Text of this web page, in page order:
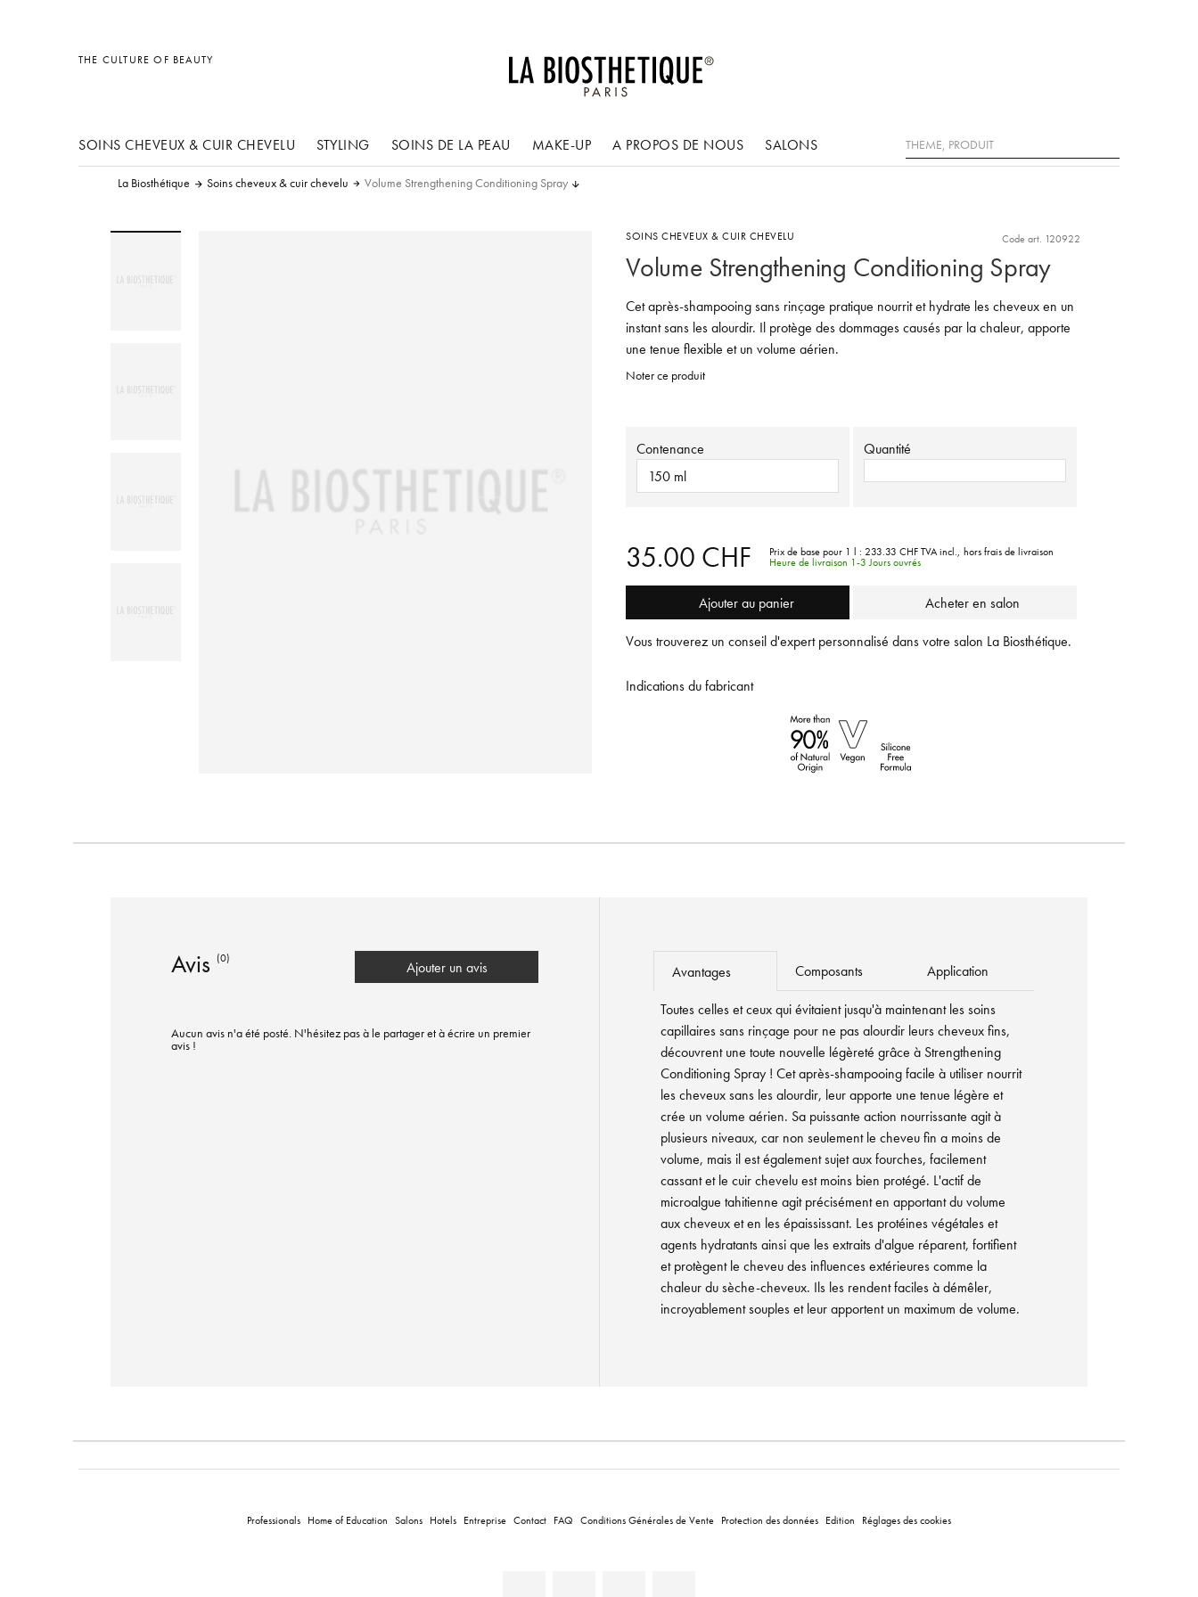
THE CULTURE OF BEAUTY
SOINS CHEVEUX & CUIR CHEVELU STYLING
Accessoires
SOINS DE LA PEAU MAKE-UP A PROPOS DE NOUS SALONS Rechercher
La Biosthétique Soins cheveux & cuir chevelu Volume Strengthening Conditioning Spray
SOINS CHEVEUX & CUIR CHEVELU Code art. 120922
Volume Strengthening Conditioning Spray
Cet après-shampooing sans rinçage pratique nourrit et hydrate les cheveux en un
instant sans les alourdir. Il protège des dommages causés par la chaleur, apporte
une tenue flexible et un volume aérien.
Noter ce produit
Contenance
150 ml
Quantité
35.00 CHF Prix de base pour 1 l : 233.33 CHF TVA incl., hors frais de livraison
Heure de livraison 1-3 Jours ouvrés
Ajouter au panier Acheter en salon
Vous trouverez un conseil d'expert personnalisé dans votre salon La Biosthétique.
Indications du fabricant
Avis (0)
Ajouter un avis
Aucun avis n'a été posté. N'hésitez pas à le partager et à écrire un premier
avis !
Avantages Composants Application
Toutes celles et ceux qui évitaient jusqu'à maintenant les soins
capillaires sans rinçage pour ne pas alourdir leurs cheveux fins,
découvrent une toute nouvelle légèreté grâce à Strengthening
Conditioning Spray ! Cet après-shampooing facile à utiliser nourrit
les cheveux sans les alourdir, leur apporte une tenue légère et
crée un volume aérien. Sa puissante action nourrissante agit à
plusieurs niveaux, car non seulement le cheveu fin a moins de
volume, mais il est également sujet aux fourches, facilement
cassant et le cuir chevelu est moins bien protégé. L'actif de
microalgue tahitienne agit précisément en apportant du volume
aux cheveux et en les épaississant. Les protéines végétales et
agents hydratants ainsi que les extraits d'algue réparent, fortifient
et protègent le cheveu des influences extérieures comme la
chaleur du sèche-cheveux. Ils les rendent faciles à démêler,
incroyablement souples et leur apportent un maximum de volume.
Professionals Home of Education Salons Hotels Entreprise Contact FAQ Conditions Générales de Vente Protection des données Edition Réglages des cookies